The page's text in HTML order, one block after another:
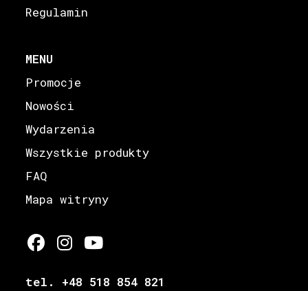
Regulamin
MENU
Promocje
Nowości
Wydarzenia
Wszystkie produkty
FAQ
Mapa witryny
tel. +48 518 854 821